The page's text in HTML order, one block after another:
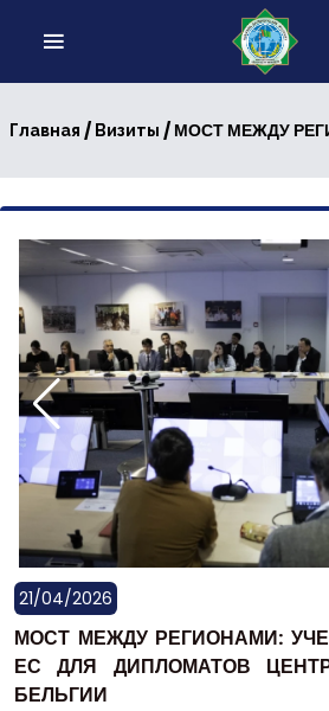
Главная / Визиты / МОСТ МЕЖДУ РЕГИОНАМИ: УЧЕБНАЯ
21/04/2026
МОСТ МЕЖДУ РЕГИОНАМИ:
ЕС ДЛЯ ДИПЛОМАТОВ
БЕЛЬГИИ